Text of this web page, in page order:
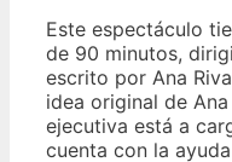
Este espectáculo
de 90 minutos,
escrito por Ana
idea original de
ejecutiva está a
cuenta con la